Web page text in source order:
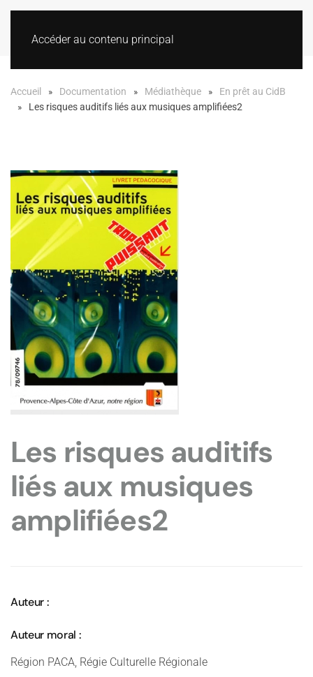
Accéder au contenu principal
Accueil Documentation Médiathèque
En prêt au CidB
Les risques auditifs liés aux musiques amplifiées2
Les risques auditifs
liés aux musiques
amplifiées2
Auteur :
Auteur moral :
Région PACA, Régie Culturelle Régionale